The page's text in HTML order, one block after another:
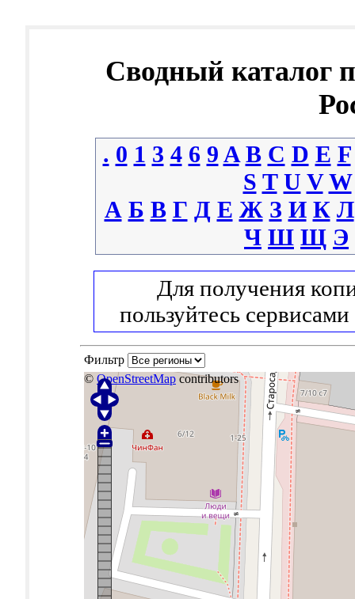
Сводный каталог
. 0 1 3 4 6 9 A B C D E F
S T U V W
А Б В Г Д Е Ж З И К Л
Ч Ш Щ Э
Для получения
пользуйтесь сервисами
Фильтр
© OpenStreetMap contributors